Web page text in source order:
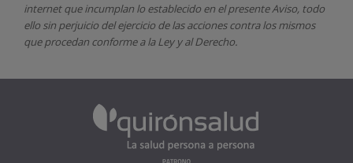
internet que incumplan lo establecido en el presente Aviso, todo
ello sin perjuicio del ejercicio de las acciones contra los mismos
que procedan conforme a la Ley y al Derecho.